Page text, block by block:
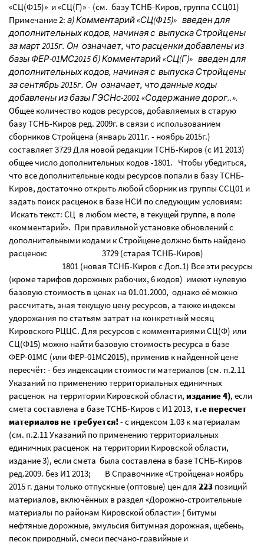
«СЦ(Ф15)» и «СЦ(Г)» - (см. базу ТСНБ-Киров, группа ССЦ01)
Примечание 2: а) Комментарий «СЦ(Ф15)» введен для
дополнительных кодов, начиная с выпуска Стройцены
за март 2015г. Он означает, что расценки добавлены из
базы ФЕР-01МС2015 б) Комментарий «СЦ(Г)» введен для
дополнительных кодов, начиная с выпуска Стройцены
за сентябрь 2015г. Он означает, что данные коды
добавлены из базы ГЭСНс-2001 «Содержание дорог..».
Общее количество кодов ресурсов, добавляемых в старую
базу ТСНБ-Киров ред. 2009г. в связи с использованием
сборников Стройцена (январь 2011г. - ноябрь 2015г.)
составляет 3729 Для новой редакции ТСНБ-Киров (с И1 2013)
общее число дополнительных кодов -1801. Чтобы убедиться,
что все дополнительные коды ресурсов попали в базу ТСНБ-
Киров, достаточно открыть любой сборник из группы ССЦ01 и
задать поиск расценок в базе НСИ по следующим условиям:
Искать текст: СЦ в любом месте, в текущей группе, в поле
«комментарий». При правильной установке обновлений с
дополнительными кодами к Стройцене должно быть найдено
расценок: 3729 (старая ТСНБ-Киров)
1801 (новая ТСНБ-Киров с Доп.1) Все эти ресурсы
(кроме тарифов дорожных рабочих, 6 кодов) имеют нулевую
базовую стоимость в ценах на 01.01.2000, однако её можно
рассчитать, зная текущую цену ресурсов, а также индексы
удорожания по статьям затрат на конкретный месяц
Кировского РЦЦС. Для ресурсов с комментариями СЦ(Ф) или
СЦ(Ф15) можно найти базовую стоимость ресурса в базе
ФЕР-01МС (или ФЕР-01МС2015), применив к найденной цене
пересчёт: - без индексации стоимости материалов (см. п.2.11
Указаний по применению территориальных единичных
расценок на территории Кировской области, издание 4), если
смета составлена в базе ТСНБ-Киров с И1 2013, т.е пересчет
материалов не требуется!- с индексом 1.03 к материалам
(см. п.2.11 Указаний по применению территориальных
единичных расценок на территории Кировской области,
издание 3), если смета была составлена в базе ТСНБ-Киров
ред.2009. без И1 2013; В Справочнике «Стройцена» ноябрь
2015 г. даны только отпускные (оптовые) цен для 223 позиций
материалов, включённых в раздел «Дорожно-строительные
материалы по районам Кировской области» ( битумы
нефтяные дорожные, эмульсия битумная дорожная, щебень,
песок природный, смеси песчано-гравийные и